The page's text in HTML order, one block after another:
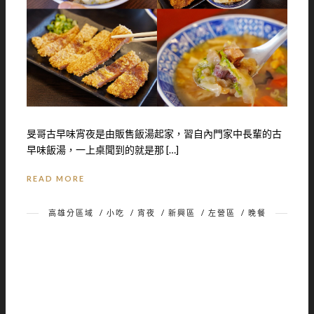
旻哥古早味宵夜是由販售飯湯起家，習自內門家中長輩的古
早味飯湯，一上桌聞到的就是那 […]
READ MORE
高雄分區域 / 小吃 / 宵夜 / 新興區 / 左營區 / 晚餐